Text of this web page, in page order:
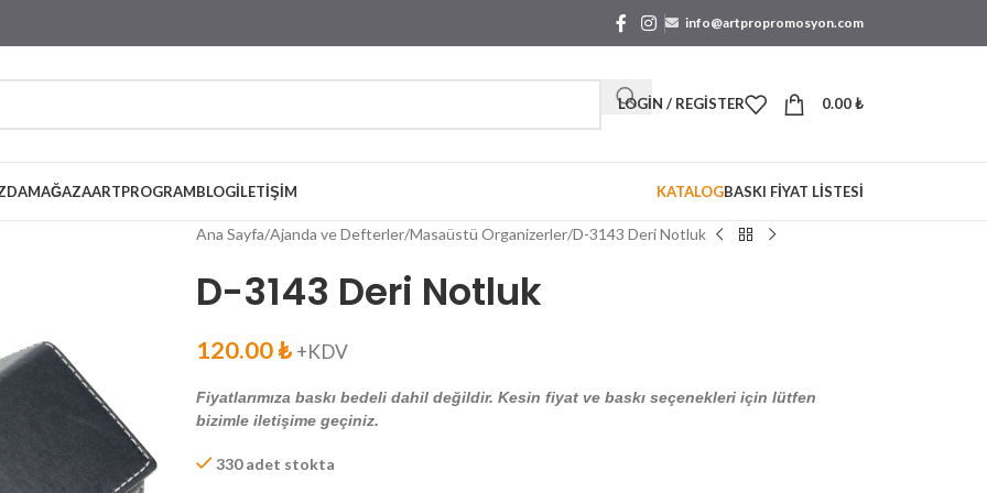
info@artpropromosyon.com
LOGIN / REGISTER 0.00₺
MAĞAZAARTPROGRAMBLOGİLETIŞIM KATALOGBASKI FİYAT LİSTESİ
Ana Sayfa Ajanda ve Defterler Masaüstü Organizerler D-3143 Deri Notluk
D-3143 Deri Notluk
120.00₺ +KDV
Fiyatlarımıza baskı bedeli dahil değildir. Kesin fiyat ve baskı seçenekleri için lütfen
bizimle iletişime geçiniz.
330 adet stokta